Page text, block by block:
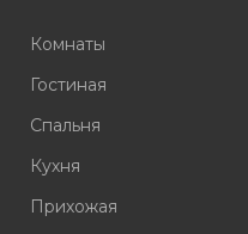
Комнаты
Гостиная
Спальня
Кухня
Прихожая